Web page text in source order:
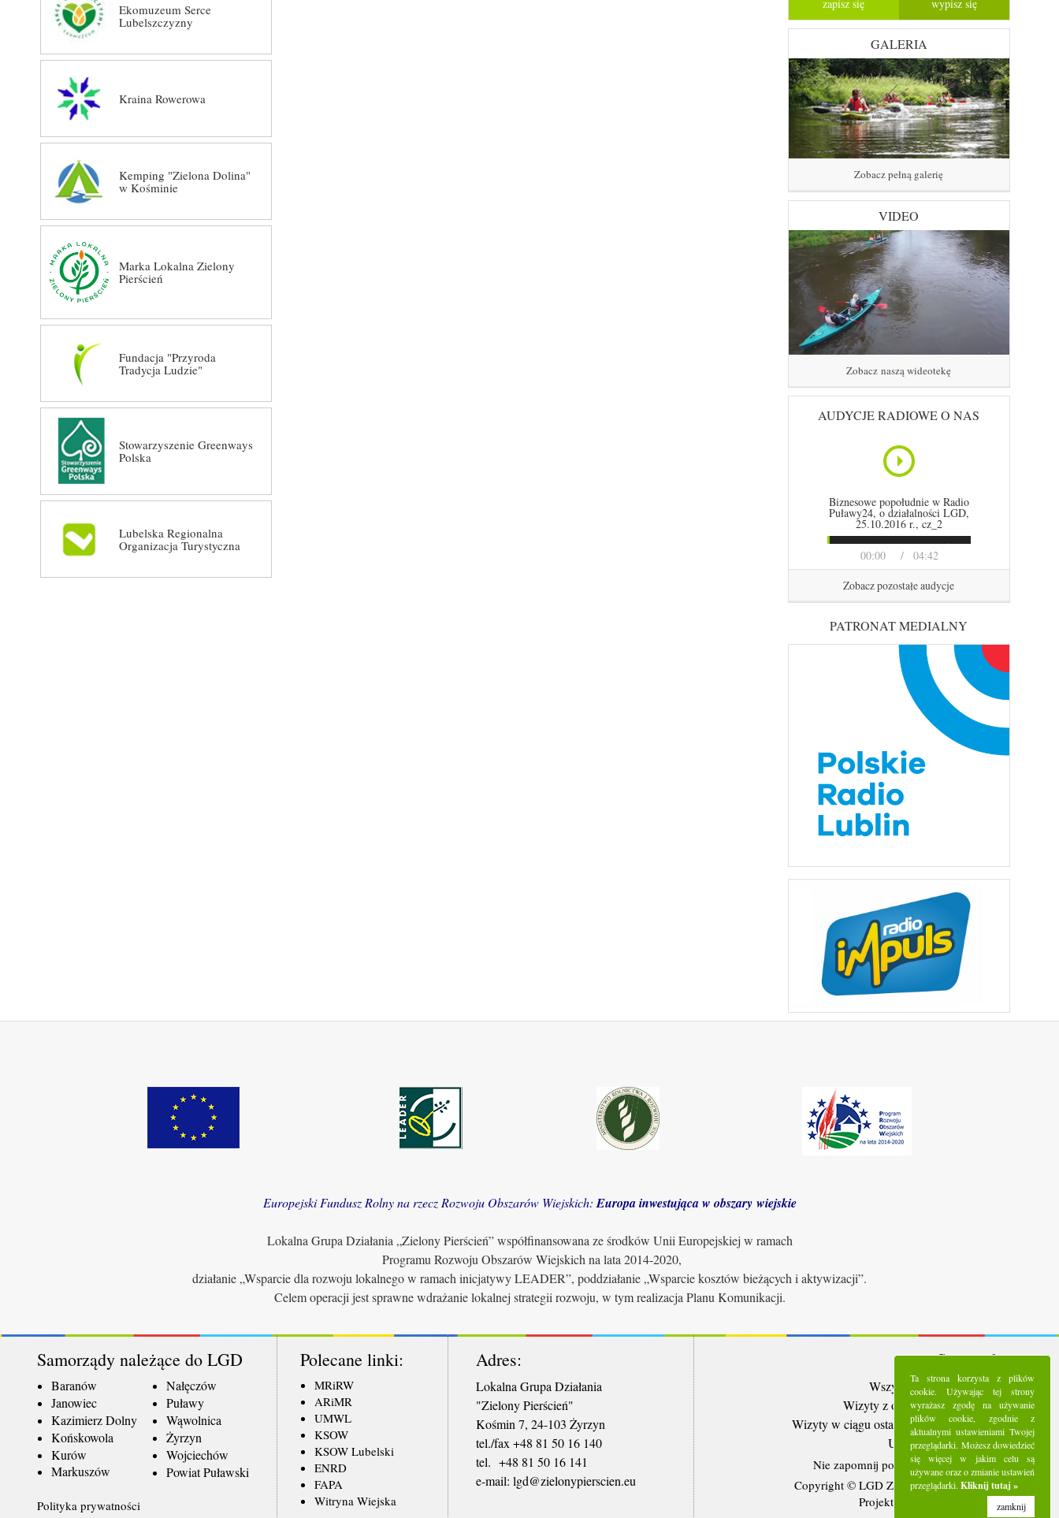
Ekomuzeum Serce
Lubelszczyzny
Kraina Rowerowa
Kemping "Zielona Dolina"
w Kośminie
Marka Lokalna Zielony
Pierścień
Fundacja "Przyroda
Tradycja Ludzie"
Stowarzyszenie Greenways
Polska
Lubelska Regionalna
Organizacja Turystyczna
GALERIA
Zobacz pełną galerię
VIDEO
Zobacz naszą wideotekę
AUDYCJE RADIOWE O NAS
00:00 04:42
Biznesowe popołudnie w Radio
Puławy24, o działalności LGD,
25.10.2016 r., cz_2
Zobacz pozostałe audycje
PATRONAT MEDIALNY
Europejski Fundusz Rolny na rzecz Rozwoju Obszarów Wiejskich: Europa inwestująca w obszary wiejskie
Lokalna Grupa Działania „Zielony Pierścień” współfinansowana ze środków Unii Europejskiej w ramach
Programu Rozwoju Obszarów Wiejskich na lata 2014-2020,
działanie „Wsparcie dla rozwoju lokalnego w ramach inicjatywy LEADER”, poddziałanie „Wsparcie kosztów bieżących i aktywizacji”.
Celem operacji jest sprawne wdrażanie lokalnej strategii rozwoju, w tym realizacja Planu Komunikacji.
Samorządy należące do LGD
Baranów
Janowiec
Kazimierz Dolny
Końskowola
Kurów
Markuszów
Nałęczów
Puławy
Wąwolnica
Żyrzyn
Wojciechów
Powiat Puławski
Polecane linki:
MRiRW
ARiMR
UMWL
KSOW
KSOW Lubelski
ENRD
FAPA
Witryna Wiejska
Adres:
Lokalna Grupa Działania
"Zielony Pierścień"
Kośmin 7, 24-103 Żyrzyn
tel./fax +48 81 50 16 140
tel. +48 81 50 16 141
​e-mail: lgd@zielonypierscien.eu
Statystyki:
Wszystkie wizyty: 5292301
Wizyty z ostatnich 30 dni: 95895
Wizyty w ciągu ostatniego tygodnia:
22979
Użytkownicy online: 14
Nie zapomnij polubić nas na Facebooku
Copyright © LGD Zielony Pierścień - 2016.
Projekt i wykonanie - Freeline.
Polityka prywatności
Ta strona korzysta z plików
cookie. Używając tej strony
wyrażasz zgodę na używanie
plików cookie, zgodnie z
aktualnymi ustawieniami Twojej
przeglądarki. Możesz dowiedzieć
się więcej w jakim celu są
używane oraz o zmianie ustawień
przeglądarki. Kliknij tutaj »
zamknij